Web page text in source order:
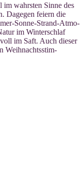
im wahrs­ten Sin­ne des
Dage­gen fei­ern die
Son­ne-Strand-Atmo­
im Win­ter­schlaf
im Saft. Auch die­ser
Weih­nachts­stim­